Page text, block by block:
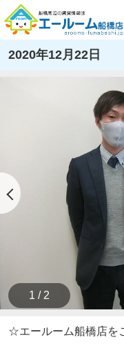
2020年12月22日
1 / 2
☆エールーム船橋店を